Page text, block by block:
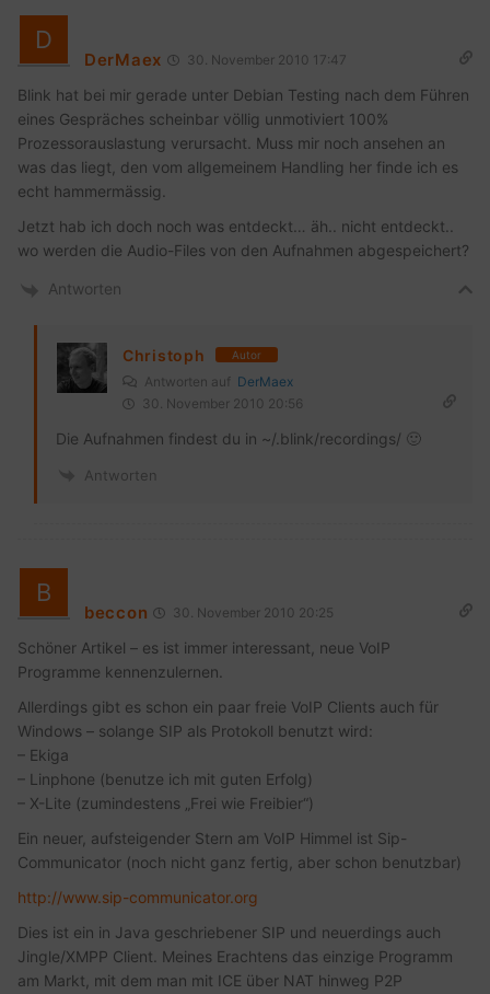
DerMaex 30. November 2010 17:47
Blink hat bei mir gerade unter Debian Testing nach dem Führen
eines Gespräches scheinbar völlig unmotiviert 100%
Prozessorauslastung verursacht. Muss mir noch ansehen an
was das liegt, den vom allgemeinem Handling her finde ich es
echt hammermässig.
Jetzt hab ich doch noch was entdeckt… äh.. nicht entdeckt..
wo werden die Audio-Files von den Aufnahmen abgespeichert?
Antworten
Christoph Autor
Antworten auf DerMaex
30. November 2010 20:56
Die Aufnahmen findest du in ~/.blink/recordings/ 🙂
Antworten
beccon 30. November 2010 20:25
Schöner Artikel – es ist immer interessant, neue VoIP
Programme kennenzulernen.
Allerdings gibt es schon ein paar freie VoIP Clients auch für
Windows – solange SIP als Protokoll benutzt wird:
– Ekiga
– Linphone (benutze ich mit guten Erfolg)
– X-Lite (zumindestens „Frei wie Freibier“)
Ein neuer, aufsteigender Stern am VoIP Himmel ist Sip-
Communicator (noch nicht ganz fertig, aber schon benutzbar)
http://www.sip-communicator.org
Dies ist ein in Java geschriebener SIP und neuerdings auch
Jingle/XMPP Client. Meines Erachtens das einzige Programm
am Markt, mit dem man mit ICE über NAT hinweg P2P